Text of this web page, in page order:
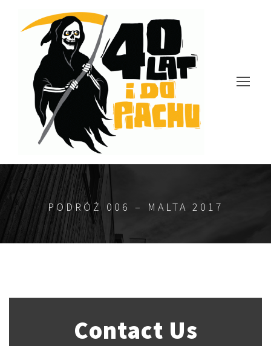
PODRÓŻ 006 – MALTA 2017
Contact Us